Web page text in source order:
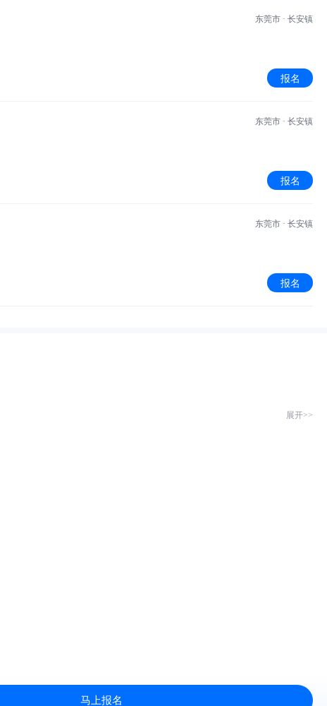
东莞市 · 长安镇
报名
东莞市 · 长安镇
报名
东莞市 · 长安镇
报名
展开>>
马上报名